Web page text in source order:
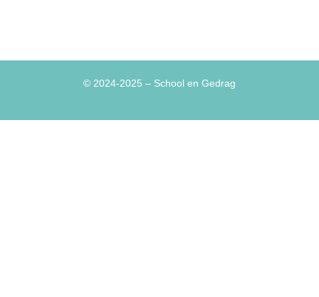
© 2024-2025 – School en Gedrag